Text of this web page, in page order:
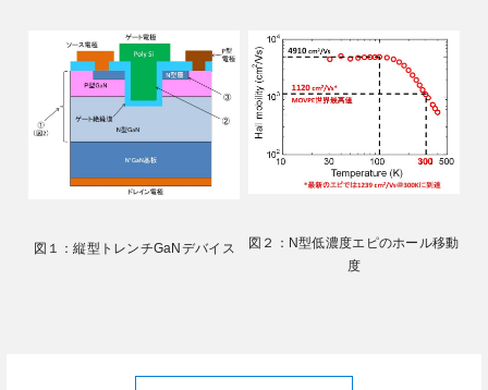
図１：縦型トレンチGaNデバイス
図２：N型低濃度エピのホール移動
度